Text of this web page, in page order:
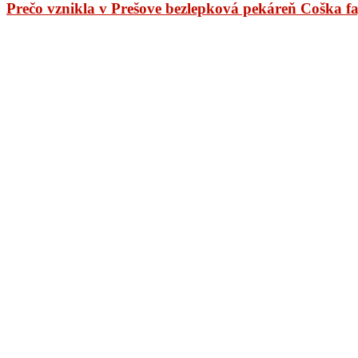
Prečo vznikla v Prešove bezlepková pekáreň Coška